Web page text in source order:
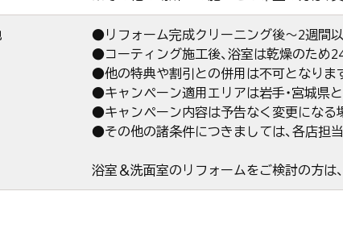
●リフォーム完成クリーニング後～2週間
●コーティング施工後、浴室は乾燥のため
●他の特典や割引との併用は不可となりま
●キャンペーン適用エリアは岩手・宮城県
●キャンペーン内容は予告なく変更になる
●その他の諸条件につきましては、各店担
浴室＆洗面室のリフォームをご検討の方は